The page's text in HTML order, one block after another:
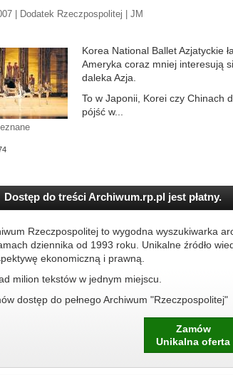
| Dodatek Rzeczpospolitej | JM
Korea National Ballet Azjatyckie
Ameryka coraz mniej interesują
daleka Azja.
To w Japonii, Korei czy Chinach
pójść w...
Dostęp do treści Archiwum.rp.pl jest płatny.
Rzeczpospolitej to wygodna wyszukiwarka
dziennika od 1993 roku. Unikalne źródło
ekonomiczną i prawną.
milion tekstów w jednym miejscu.
dostęp do pełnego Archiwum "Rzeczpospolitej"
Zamów
Unikalna oferta